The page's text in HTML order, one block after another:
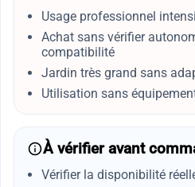
Usage professionnel
Achat sans vérifier
compatibilité
Jardin très grand sans
Utilisation sans
À vérifier avant
Vérifier la disponibilité